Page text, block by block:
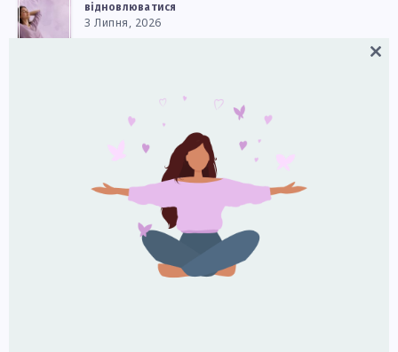
відновлюватися
3 Липня, 2026
Чому двоє людей бачать одну й ту саму історію
по‑різному: що каже нейронаука
Обміняйте частину екранного часу на творче хобі
для кращого настрою та самооцінки
11 Липня, 2026
Close